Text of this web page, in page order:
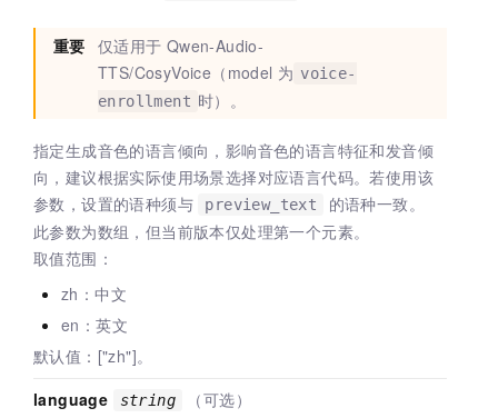
重要 仅适用于 Qwen-Audio-
TTS/CosyVoice（model 为 voice-
enrollment 时）。
指定生成音色的语言倾向，影响音色的语言特征和发音倾
向，建议根据实际使用场景选择对应语言代码。若使用该
参数，设置的语种须与
preview_text
的语种一致。
此参数为数组，但当前版本仅处理第一个元素。
取值范围：
zh：中文
en：英文
默认值：["zh"]。
language
string （可选）